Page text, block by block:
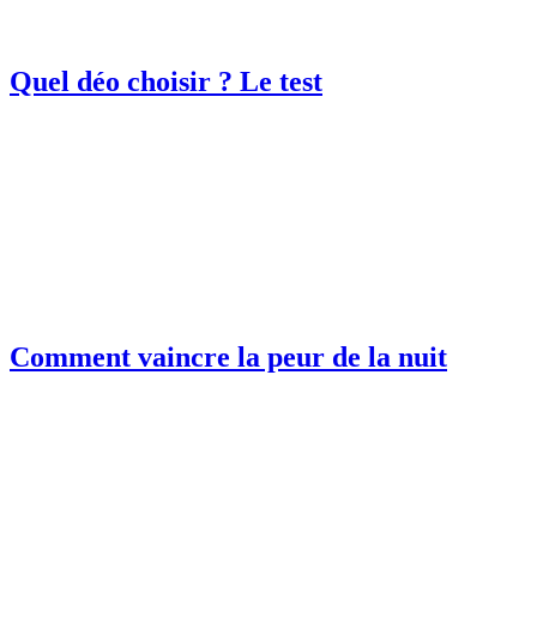
Quel déo choisir ? Le test
Comment vaincre la peur de la nuit